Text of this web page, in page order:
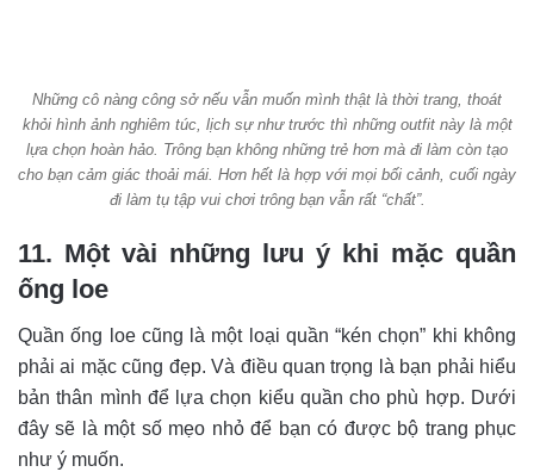
Những cô nàng công sở nếu vẫn muốn mình thật là thời trang, thoát
khỏi hình ảnh nghiêm túc, lịch sự như trước thì những outfit này là một
lựa chọn hoàn hảo. Trông bạn không những trẻ hơn mà đi làm còn tạo
cho bạn cảm giác thoải mái. Hơn hết là hợp với mọi bối cảnh, cuối ngày
đi làm tụ tập vui chơi trông bạn vẫn rất “chất”.
11. Một vài những lưu ý khi mặc quần
ống loe
Quần ống loe cũng là một loại quần “kén chọn” khi không
phải ai mặc cũng đẹp. Và điều quan trọng là bạn phải hiểu
bản thân mình để lựa chọn kiểu quần cho phù hợp. Dưới
đây sẽ là một số mẹo nhỏ để bạn có được bộ trang phục
như ý muốn.